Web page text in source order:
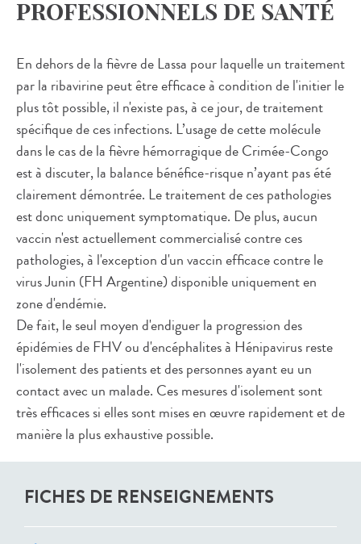
PROFESSIONNELS DE SANTÉ
En dehors de la fièvre de Lassa pour laquelle un traitement
par la ribavirine peut être efficace à condition de l'initier le
plus tôt possible, il n'existe pas, à ce jour, de traitement
spécifique de ces infections. L’usage de cette molécule
dans le cas de la fièvre hémorragique de Crimée-Congo
est à discuter, la balance bénéfice-risque n’ayant pas été
clairement démontrée. Le traitement de ces pathologies
est donc uniquement symptomatique. De plus, aucun
vaccin n'est actuellement commercialisé contre ces
pathologies, à l'exception d'un vaccin efficace contre le
virus Junin (FH Argentine) disponible uniquement en
zone d'endémie.
De fait, le seul moyen d'endiguer la progression des
épidémies de FHV ou d'encéphalites à Hénipavirus reste
l'isolement des patients et des personnes ayant eu un
contact avec un malade. Ces mesures d'isolement sont
très efficaces si elles sont mises en œuvre rapidement et de
manière la plus exhaustive possible.
FICHES DE RENSEIGNEMENTS